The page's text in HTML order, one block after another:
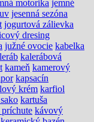
motorika jemné
jesenná sezóna
jogurtová zálievka
dresing
južné ovocie kabelka
kalerábová
kameň kamerový
kapsacín
krém karfiol
kartuša
kávový